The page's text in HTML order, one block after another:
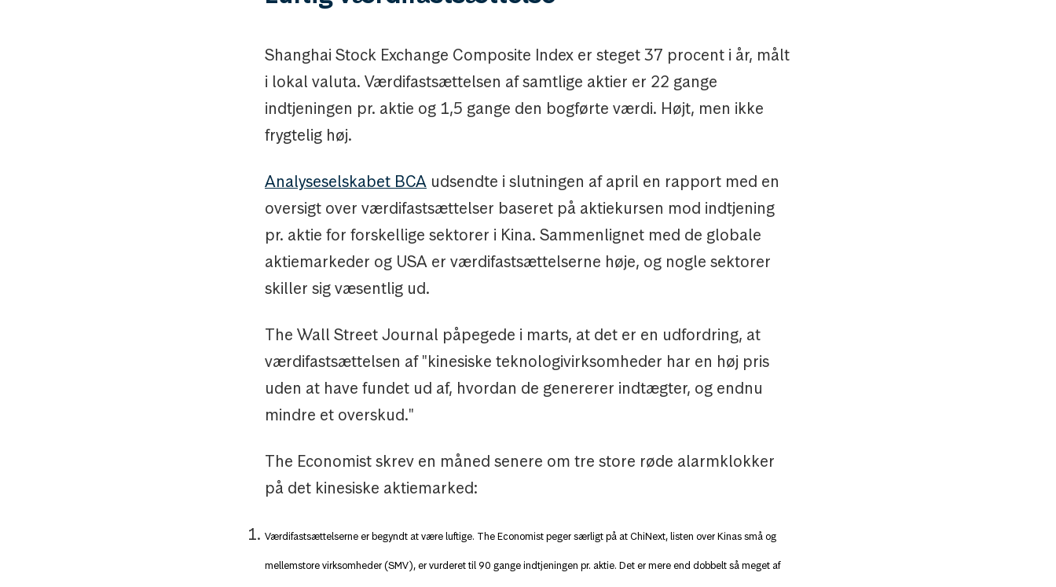
Shanghai Stock Exchange Composite Index er steget 37 procent i år, målt
i lokal valuta. Værdifastsættelsen af samtlige aktier er 22 gange
indtjeningen pr. aktie og 1,5 gange den bogførte værdi. Højt, men ikke
frygtelig høj.
Analyseselskabet BCA udsendte i slutningen af april en rapport med en
oversigt over værdifastsættelser baseret på aktiekursen mod indtjening
pr. aktie for forskellige sektorer i Kina. Sammenlignet med de globale
aktiemarkeder og USA er værdifastsættelserne høje, og nogle sektorer
skiller sig væsentlig ud.
The Wall Street Journal påpegede i marts, at det er en udfordring, at
værdifastsættelsen af "kinesiske teknologivirksomheder har en høj pris
uden at have fundet ud af, hvordan de genererer indtægter, og endnu
mindre et overskud."
The Economist skrev en måned senere om tre store røde alarmklokker
på det kinesiske aktiemarked:
Værdifastsættelserne er begyndt at være luftige. The Economist peger særligt på at ChiNext, listen over Kinas små og
mellemstore virksomheder (SMV), er vurderet til 90 gange indtjeningen pr. aktie. Det er mere end dobbelt så meget af